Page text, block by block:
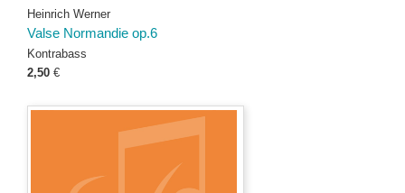
Heinrich Werner
Valse Normandie op.6
Kontrabass
2,50 €